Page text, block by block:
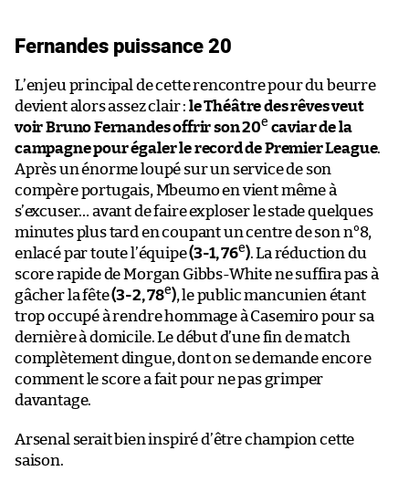
Fernandes puissance 20
L’enjeu principal de cette rencontre pour du beurre
devient alors assez clair : le Théâtre des rêves veut
voir Bruno Fernandes offrir son 20e caviar de la
campagne pour égaler le record de Premier League.
Après un énorme loupé sur un service de son
compère portugais, Mbeumo en vient même à
s’excuser… avant de faire exploser le stade quelques
minutes plus tard en coupant un centre de son n°8,
enlacé par toute l’équipe(3-1, 76e). La réduction du
score rapide de Morgan Gibbs-White ne suffira pas à
gâcher la fête(3-2, 78e), le public mancunien étant
trop occupé à rendre hommage à Casemiro pour sa
dernière à domicile. Le début d’une fin de match
complètement dingue, dont on se demande encore
comment le score a fait pour ne pas grimper
davantage.
Arsenal serait bien inspiré d’être champion cette
saison.